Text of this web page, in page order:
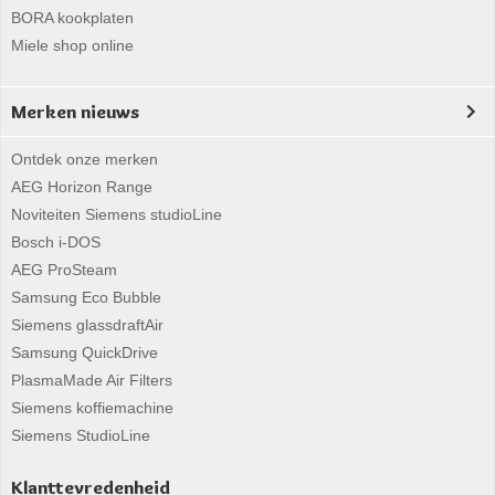
BORA kookplaten
Miele shop online
Merken nieuws
Ontdek onze merken
AEG Horizon Range
Noviteiten Siemens studioLine
Bosch i-DOS
AEG ProSteam
Samsung Eco Bubble
Siemens glassdraftAir
Samsung QuickDrive
PlasmaMade Air Filters
Siemens koffiemachine
Siemens StudioLine
Klanttevredenheid